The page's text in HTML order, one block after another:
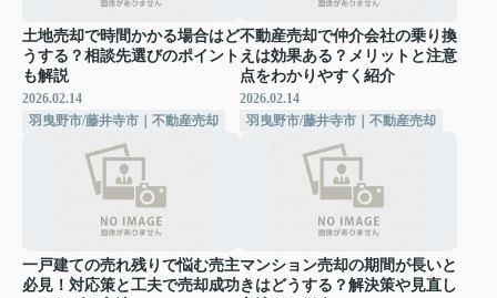
土地売却で時間かかる場合はど
うする？相談先選びのポイント
も解説
2026.02.14
羽曳野市/藤井寺市｜不動産売却
不動産売却で仲介会社の乗り換
えは効果ある？メリットと注意
点をわかりやすく紹介
2026.02.14
羽曳野市/藤井寺市｜不動産売却
一戸建ての売れ残りで悩む売主
必見！対応策と工夫で売却成功
マンション売却の期間が長いと
きはどうする？解決策や見直し